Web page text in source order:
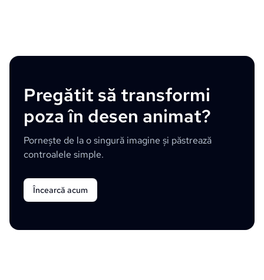
Pregătit să transformi
poza în desen animat?
Pornește de la o singură imagine și păstrează
controalele simple.
Încearcă acum